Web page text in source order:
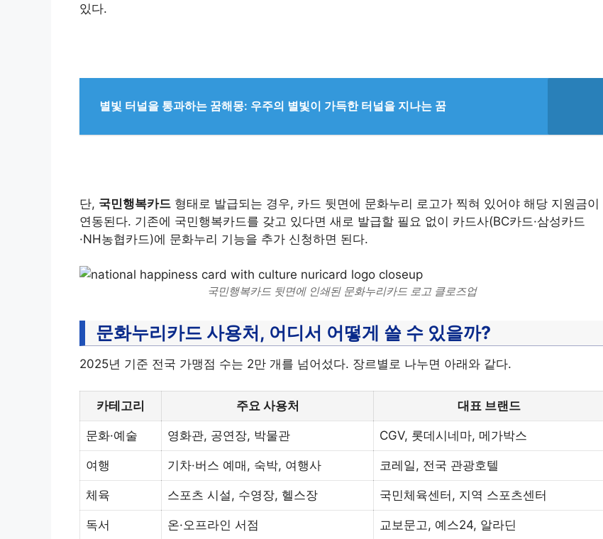
있다.
별빛 터널을 통과하는 꿈해몽: 우주의 별빛이 가득한 터널을 지나는 꿈
단, 국민행복카드 형태로 발급되는 경우, 카드 뒷면에 문화누리 로고가 찍혀 있어야 해당 지원금이
연동된다. 기존에 국민행복카드를 갖고 있다면 새로 발급할 필요 없이 카드사(BC카드·삼성카드
·NH농협카드)에 문화누리 기능을 추가 신청하면 된다.
국민행복카드 뒷면에 인쇄된 문화누리카드 로고 클로즈업
문화누리카드 사용처, 어디서 어떻게 쓸 수 있을까?
2025년 기준 전국 가맹점 수는 2만 개를 넘어섰다. 장르별로 나누면 아래와 같다.
카테고리 주요 사용처 대표 브랜드
문화·예술 영화관, 공연장, 박물관 CGV, 롯데시네마, 메가박스
여행 기차·버스 예매, 숙박, 여행사 코레일, 전국 관광호텔
체육 스포츠 시설, 수영장, 헬스장 국민체육센터, 지역 스포츠센터
독서 온·오프라인 서점 교보문고, 예스24, 알라딘